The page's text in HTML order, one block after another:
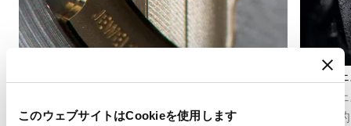
このウェブサイトはCookieを使用します
メントの部品に平行な帯模様を規則正しく刻む
ギヨシ
ギヨシ
で規則